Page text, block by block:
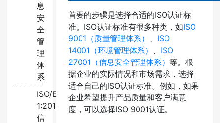
息
安
全
管
理
体
系
ISO/EC20000-
1:2018
信
首要的步骤是选择合适的ISO认证标
准。ISO认证标准有很多种类，如ISO
9001（质量管理体系）
ISO
14001（环境管理体系）
ISO
27001（信息安全管理体系）等。根
据企业的实际情况和市场需求，选择
适合自己的ISO认证标准。例如，如果
企业希望提升产品质量和客户满意
度，可以选择ISO 9001认证。